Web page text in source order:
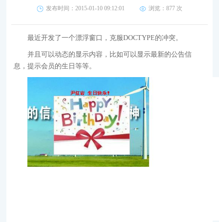
发布时间：2015-01-10 09:12:01 浏览： 877 次
最近开发了一个漂浮窗口，克服DOCTYPE的冲突。
并且可以动态的显示内容，比如可以显示最新的公告信
息，提示会员的生日等等。